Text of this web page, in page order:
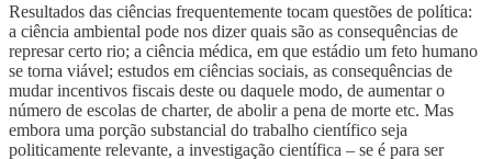
Resultados das ciências frequentemente tocam questões de política:
a ciência ambiental pode nos dizer quais são as consequências de
represar certo rio; a ciência médica, em que estádio um feto humano
se torna viável; estudos em ciências sociais, as consequências de
mudar incentivos fiscais deste ou daquele modo, de aumentar o
número de escolas de charter, de abolir a pena de morte etc. Mas
embora uma porção substancial do trabalho científico seja
politicamente relevante, a investigação científica – se é para ser